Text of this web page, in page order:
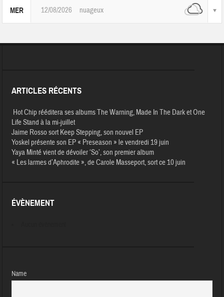
MER 12/08/2026 nuageux
ARTICLES RÉCENTS
Hot Chip rééditera ses albums The Warning, Made In The Dark et One
Life Stand à la mi-juillet
Jaime Rosso sort Keep Stepping, son nouvel EP
Yoskel présente son EP « Preseason » le vendredi 19 juin
Yaya Minté vient de dévoiler ‘So’, son premier album
« Les larmes d’Aphrodite », de Carole Masseport, sort ce 10 juin
ÉVÈNEMENT
Name